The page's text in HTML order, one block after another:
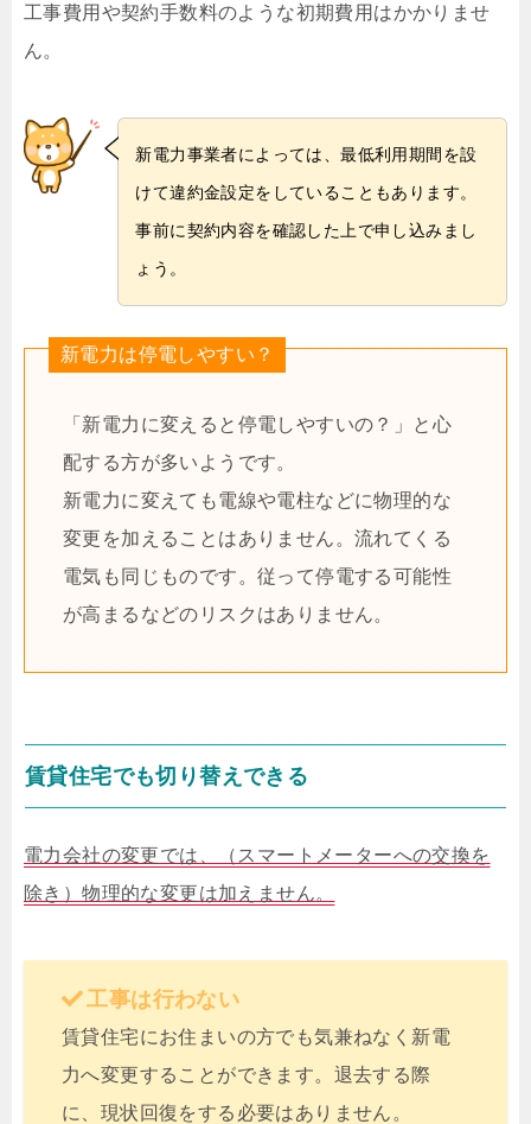
工事費用や契約手数料のような初期費用はかかりませ
ん。
新電力事業者によっては、最低利用期間を設
けて違約金設定をしていることもあります。
事前に契約内容を確認した上で申し込みまし
ょう。
新電力は停電しやすい？
「新電力に変えると停電しやすいの？」と心
配する方が多いようです。
新電力に変えても電線や電柱などに物理的な
変更を加えることはありません。流れてくる
電気も同じものです。従って停電する可能性
が高まるなどのリスクはありません。
賃貸住宅でも切り替えできる
電力会社の変更では、（スマートメーターへの交換を
除き）物理的な変更は加えません。
工事は行わない
賃貸住宅にお住まいの方でも気兼ねなく新電
力へ変更することができます。退去する際
に、現状回復をする必要はありません。